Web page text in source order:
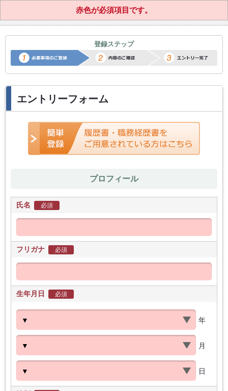
正社員転職サポートエントリー
登録ステップ
エントリーフォーム
プロフィール
氏名 必須
フリガナ 必須
生年月日 必須
年
月
日
赤色が必須項目です。